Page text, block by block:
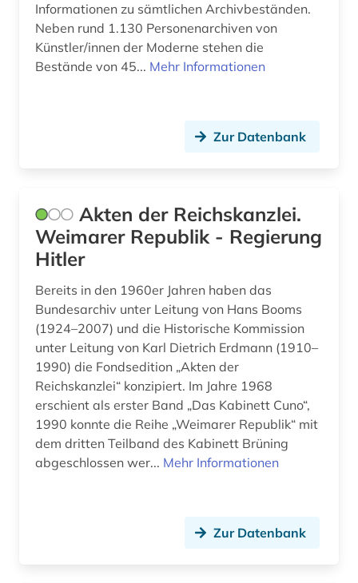
fid adlr.link für die medien-, kommunikations-
und filmwissenschaft (1)
fid religionswissenschaft (1)
film (11)
filmgeschichte (2)
filmwissenschaft (1)
filmzensur (1)
findbuch (1)
Informationen zu sämtlichen Archivbeständen.
Neben rund 1.130 Personenarchiven von
Künstler/innen der Moderne stehen die
Bestände von 45... Mehr Informationen
Zur Datenbank
Akten der Reichskanzlei.
Weimarer Republik - Regierung
Hitler
Bereits in den 1960er Jahren haben das
Bundesarchiv unter Leitung von Hans Booms
(1924–2007) und die Historische Kommission
unter Leitung von Karl Dietrich Erdmann (1910–
1990) die Fondsedition „Akten der
Reichskanzlei“ konzipiert. Im Jahre 1968
erschient als erster Band „Das Kabinett Cuno“,
1990 konnte die Reihe „Weimarer Republik“ mit
dem dritten Teilband des Kabinett Brüning
abgeschlossen wer... Mehr Informationen
Zur Datenbank